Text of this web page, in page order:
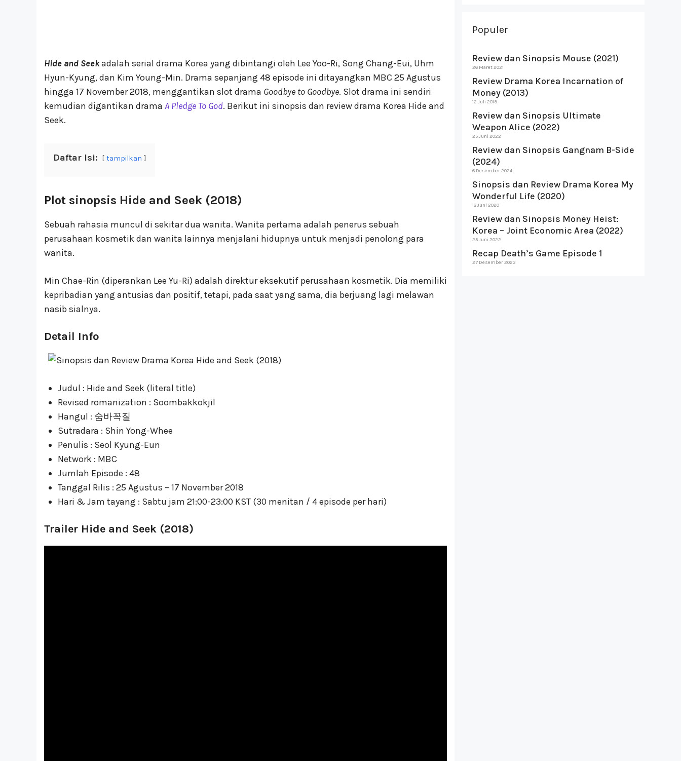
Hide and Seekadalah serial drama Korea yang dibintangi oleh Lee Yoo-Ri, Song Chang-Eui, Uhm
Hyun-Kyung, dan Kim Young-Min. Drama sepanjang 48 episode ini ditayangkan MBC 25 Agustus
hingga 17 November 2018, menggantikan slot drama Goodbye to Goodbye. Slot drama ini sendiri
kemudian digantikan drama A Pledge To God. Berikut ini sinopsis dan review drama Korea Hide and
Seek.
Daftar Isi: tampilkan
Plot sinopsis Hide and Seek (2018)
Sebuah rahasia muncul di sekitar dua wanita. Wanita pertama adalah penerus sebuah
perusahaan kosmetik dan wanita lainnya menjalani hidupnya untuk menjadi penolong para
wanita.
Min Chae-Rin (diperankan Lee Yu-Ri) adalah direktur eksekutif perusahaan kosmetik. Dia memiliki
kepribadian yang antusias dan positif, tetapi, pada saat yang sama, dia berjuang lagi melawan
nasib sialnya.
Detail Info
Judul : Hide and Seek (literal title)
Revised romanization : Soombakkokjil
Hangul : 숨바꼭질
Sutradara : Shin Yong-Whee
Penulis : Seol Kyung-Eun
Network : MBC
Jumlah Episode : 48
Tanggal Rilis : 25 Agustus – 17 November 2018
Hari & Jam tayang : Sabtu jam 21:00-23:00 KST (30 menitan / 4 episode per hari)
Trailer Hide and Seek (2018)
Populer
Review dan Sinopsis Mouse (2021)
26 Maret 2021
Review Drama Korea Incarnation of
Money (2013)
12 Juli 2019
Review dan Sinopsis Ultimate
Weapon Alice (2022)
25 Juni 2022
Review dan Sinopsis Gangnam B-Side
(2024)
6 Desember 2024
Sinopsis dan Review Drama Korea My
Wonderful Life (2020)
18 Juni 2020
Review dan Sinopsis Money Heist:
Korea – Joint Economic Area (2022)
25 Juni 2022
Recap Death’s Game Episode 1
27 Desember 2023